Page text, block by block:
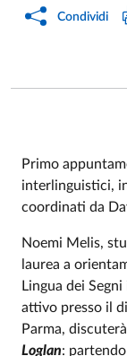
Condividi
Event
Primo
interlinguistici,
coordinati da
Noemi Melis,
laurea a
Lingua dei
attivo presso il
Parma,
Loglan: